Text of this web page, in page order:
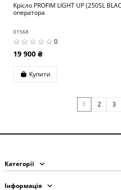
Крісло PROFIM LIGHT UP (250SL
оператора
01568
0
19 900 ₴
Купити
1 2 3
Категорії
Інформація